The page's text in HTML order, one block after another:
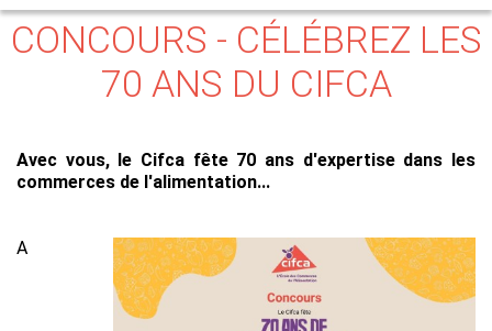
CONCOURS - CÉLÉBREZ LES
70 ANS DU CIFCA
Avec vous, le Cifca fête 70 ans d'expertise dans les
commerces de l'alimentation...
A